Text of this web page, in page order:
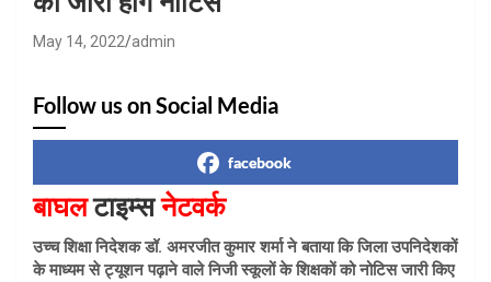
May 14, 2022 admin
Follow us on Social Media
facebook
बाघलटाइम्सनेटवर्क
उच्च शिक्षा निदेशक डॉ. अमरजीत कुमार शर्मा ने बताया कि जिला उपनिदेशकों
के माध्यम से ट्यूशन पढ़ाने वाले निजी स्कूलों के शिक्षकों को नोटिस जारी किए